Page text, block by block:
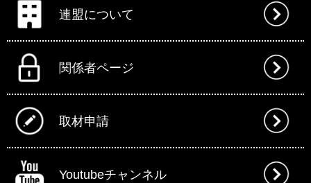
連盟について
関係者ページ
取材申請
Youtubeチャンネル